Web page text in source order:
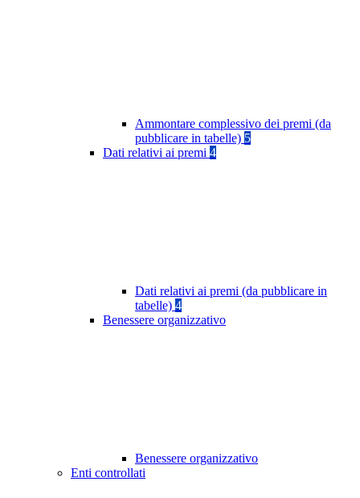
Ammontare complessivo dei premi (da
pubblicare in tabelle) 5
Dati relativi ai premi 4
Dati relativi ai premi (da pubblicare in
tabelle) 4
Benessere organizzativo
Benessere organizzativo
Enti controllati